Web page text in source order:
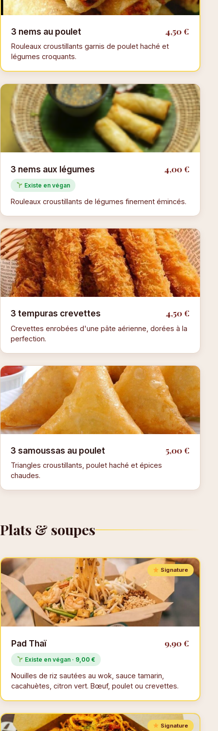
3 nems au poulet 4,50 €
Rouleaux croustillants garnis de poulet haché et
légumes croquants.
3 nems aux légumes 4,00 €
Existe en végan
Rouleaux croustillants de légumes finement émincés.
3 tempuras crevettes 4,50 €
Crevettes enrobées d'une pâte aérienne, dorées à la
perfection.
3 samoussas au poulet 5,00 €
Triangles croustillants, poulet haché et épices
chaudes.
Plats & soupes
Signature
Pad Thaï 9,90 €
Existe en végan · 9,00 €
Nouilles de riz sautées au wok, sauce tamarin,
cacahuètes, citron vert. Bœuf, poulet ou crevettes.
Signature